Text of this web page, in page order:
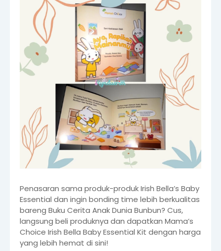
Penasaran sama produk-produk Irish Bella’s Baby
Essential dan ingin bonding time lebih berkualitas
bareng Buku Cerita Anak Dunia Bunbun? Cus,
langsung beli produknya dan dapatkan Mama’s
Choice Irish Bella Baby Essential Kit dengan harga
yang lebih hemat di sini!